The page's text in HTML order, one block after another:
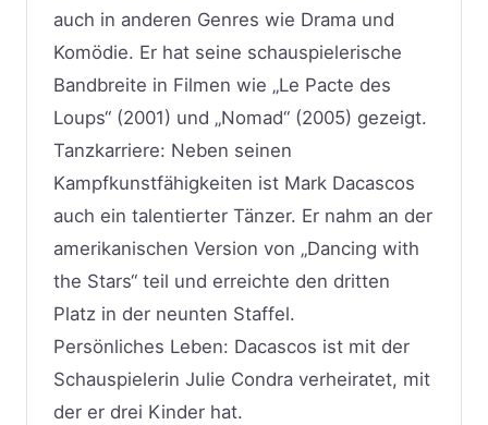
auch in anderen Genres wie Drama und
Komödie. Er hat seine schauspielerische
Bandbreite in Filmen wie „Le Pacte des
Loups“ (2001) und „Nomad“ (2005) gezeigt.
Tanzkarriere: Neben seinen
Kampfkunstfähigkeiten ist Mark Dacascos
auch ein talentierter Tänzer. Er nahm an der
amerikanischen Version von „Dancing with
the Stars“ teil und erreichte den dritten
Platz in der neunten Staffel.
Persönliches Leben: Dacascos ist mit der
Schauspielerin Julie Condra verheiratet, mit
der er drei Kinder hat.